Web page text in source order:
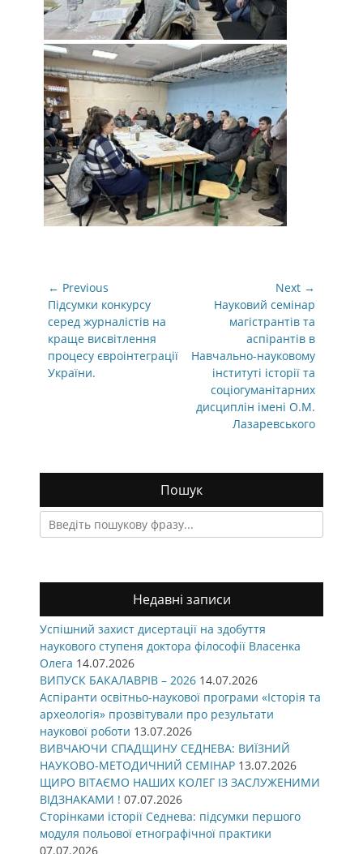
Навігація
записів
← Previous
Previous
post:
Підсумки конкурсу
серед журналістів на
краще висвітлення
процесу євроінтеграції
України.
Next →
Науковий семінар
магістрантів та
аспірантів в
Навчально-науковому
інституті історії та
соціогуманітарних
дисциплін імені О.М.
Лазаревського
Пошук
Search
for:
Недавні записи
Успішний захист дисертації на здобуття
наукового ступеня доктора філософії Власенка
Олега 14.07.2026
ВИПУСК БАКАЛАВРІВ – 2026 14.07.2026
Аспіранти освітньо-наукової програми «Історія та
археологія» прозвітували про результати
наукової роботи 13.07.2026
ВИВЧАЮЧИ СПАДЩИНУ СЕДНЕВА: ВИЇЗНИЙ
НАУКОВО-МЕТОДИЧНИЙ СЕМІНАР 13.07.2026
ЩИРО ВІТАЄМО НАШИХ КОЛЕГ ІЗ ЗАСЛУЖЕНИМИ
ВІДЗНАКАМИ ! 07.07.2026
Сторінками історії Седнева: підсумки першого
модуля польової етнографічної практики
07.07.2026